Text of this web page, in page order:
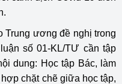
Trung ương đề nghị trong
số 01-KL/TƯ cần tập
dung: Học tập Bác, làm
chặt chẽ giữa học tập,